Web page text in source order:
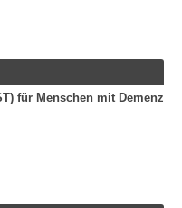
für Menschen mit Demenz